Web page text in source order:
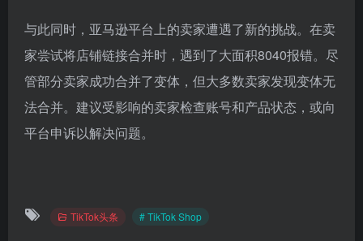
与此同时，亚马逊平台上的卖家遭遇了新的挑战。在卖
家尝试将店铺链接合并时，遇到了大面积8040报错。尽
管部分卖家成功合并了变体，但大多数卖家发现变体无
法合并。建议受影响的卖家检查账号和产品状态，或向
平台申诉以解决问题。
TikTok头条 # TikTok Shop